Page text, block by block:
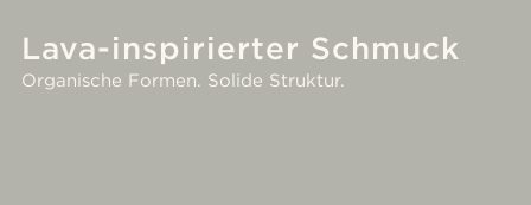
Lava-inspirierter Schmuck
Organische Formen. Solide Struktur.